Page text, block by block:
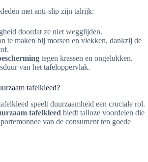
met anti-slip zijn talrijk:
doordat ze niet wegglijden.
te maken bij morsen en vlekken, dankzij de
tegen krassen en ongelukken.
van het tafeloppervlak.
tafelkleed?
speelt duurzaamheid een cruciale rol.
tafelkleed biedt talloze voordelen die
van de consument ten goede